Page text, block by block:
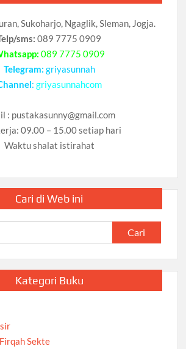
Sukoharjo, Ngaglik, Sleman, Jogja.
sms: 089 7775 0909
089 7775 0909
Telegram: griyasunnah
: griyasunnahcom
: pustakasunny@gmail.com
09.00 – 15.00 setiap hari
Waktu shalat istirahat
Cari di Web ini
Cari
untuk:
Kategori Buku
Sekte